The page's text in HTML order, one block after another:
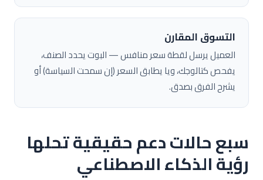
التسوق المقارن
العميل يرسل لقطة سعر منافس — البوت يحدد الصنف،
يفحص كتالوجك، ويا يطابق السعر (إن سمحت السياسة) أو
يشرح الفرق بصدق.
سبع حالات دعم حقيقية تحلها
رؤية الذكاء الاصطناعي